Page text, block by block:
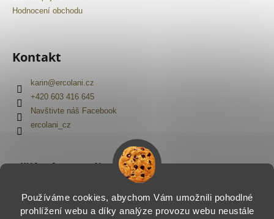
Používáme cookies, abychom Vám umožnili pohodlné
prohlížení webu a díky analýze provozu webu neustále
Hodnocení obchodu
Kontakt
karin@ercolani.cz
+420 603 416 645
Navštivte náš Facebook
ercolani_cz
Přijímáme online platby